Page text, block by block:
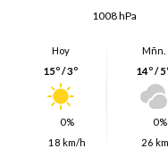
1008 hPa
Hoy
15º / 3º
0%
18 km/h
Mñn.
14º /
0%
26